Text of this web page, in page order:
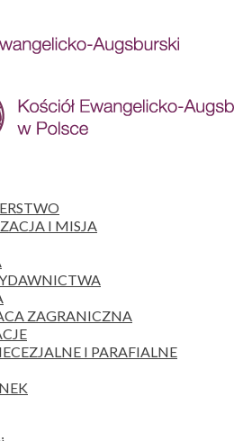
I MISJA
ZAGRANICZNA
I PARAFIALNE